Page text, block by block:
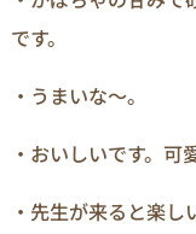
です。
・うまいな～。
・おいしいです。可
・先生が来ると楽